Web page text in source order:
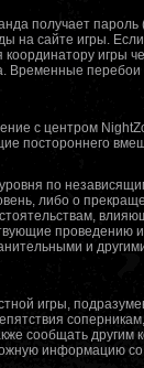
получает
на сайте игры.
игры
Временные
с центром
постороннего
по
либо о
проведению
и
игры,
сообщать
информацию со